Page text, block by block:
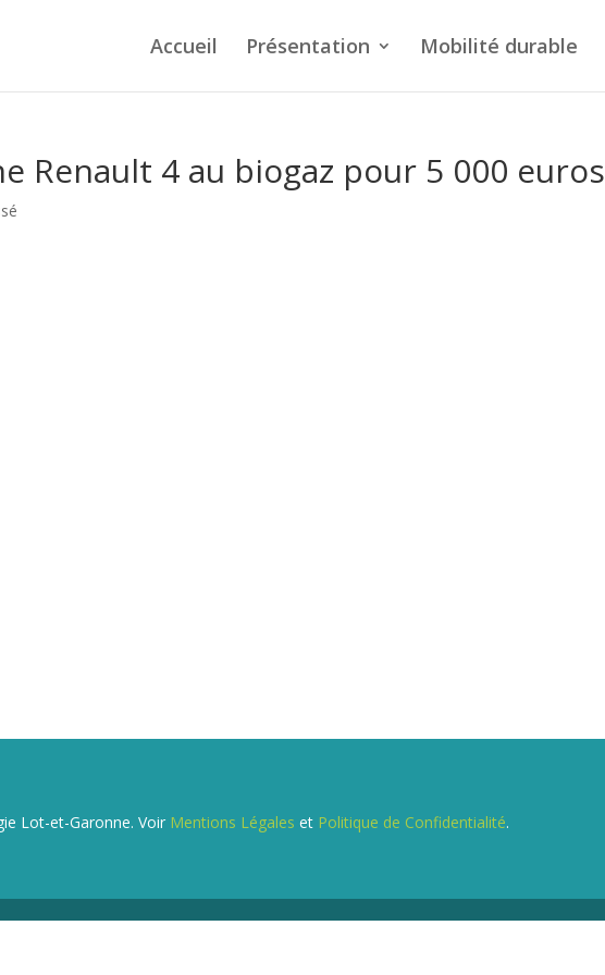
Accueil Présentation Mobilité durable
Renault 4 au biogaz pour 5 000 euros
Lot-et-Garonne. Voir Mentions Légales et Politique de Confidentialité.